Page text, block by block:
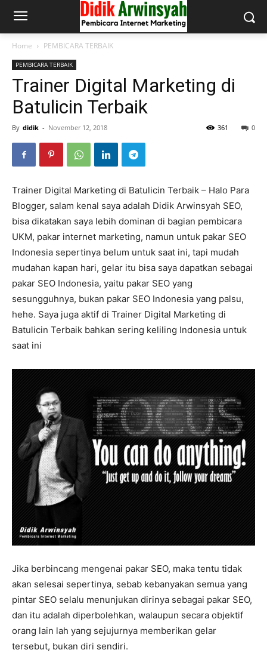
Home PEMBICARA TERBAIK
PEMBICARA TERBAIK
Trainer Digital Marketing di
Batulicin Terbaik
By didik - November 12, 2018 0
361
Trainer Digital Marketing di Batulicin Terbaik – Halo Para
Blogger, salam kenal saya adalah Didik Arwinsyah SEO,
bisa dikatakan saya lebih dominan di bagian pembicara
UKM, pakar internet marketing, namun untuk pakar SEO
Indonesia sepertinya belum untuk saat ini, tapi mudah
mudahan kapan hari, gelar itu bisa saya dapatkan sebagai
pakar SEO Indonesia, yaitu pakar SEO yang
sesungguhnya, bukan pakar SEO Indonesia yang palsu,
hehe. Saya juga aktif di Trainer Digital Marketing di
Batulicin Terbaik bahkan sering keliling Indonesia untuk
saat ini
Jika berbincang mengenai pakar SEO, maka tentu tidak
akan selesai sepertinya, sebab kebanyakan semua yang
pintar SEO selalu menunjukan dirinya sebagai pakar SEO,
dan itu adalah diperbolehkan, walaupun secara objektif
orang lain lah yang sejujurnya memberikan gelar
tersebut, bukan diri sendiri.